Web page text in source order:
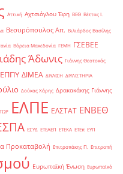
Αττική Αχτσιόγλου Έφη ΒΕΘ Βέττας Ι.
Βεσυρόπουλος Απ. Βιλιάρδος Βασίλης
Βόρεια Μακεδονία ΓΕΜΗ ΓΣΕΒΕΕ
Άδωνις Γιάννης Θεοτοκάς
ΔΙΜΕΑ ΔΙΥΛΙΣΗ ΔΙΥΛΙΣΤΗΡΙΑ
Δούκας Χάρης Δρακακάκης Γιάννης
ΕΛΠΕ ΕΛΣΤΑΤ ΕΝΒΕΘ
ΕΣΥΔ ΕΤΕΑΕΠ ΕΤΕΚΑ ΕΤΕπ ΕΥΠ
Προκαταβολή Επιτροπάκης Π. Επιτροπή
Ευρωπαϊκή Ένωση Ευρωπαϊκό